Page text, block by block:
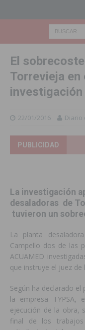
El
Torrevieja en
22/01/2016 Diario
PUBLICIDAD
La investigación
desaladoras de
tuvieron un
La planta
Campello dos de las
ACUAMED
que instruye el juez de
Según ha declarado
la empresa TYPSA,
ejecución de la obra,
final de los trabajos